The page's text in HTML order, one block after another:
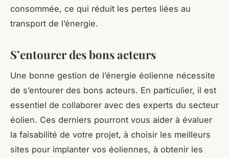
consommée, ce qui réduit les pertes liées au
transport de l’énergie.
S’entourer des bons acteurs
Une bonne gestion de l’énergie éolienne nécessite
de s’entourer des bons acteurs. En particulier, il est
essentiel de collaborer avec des experts du secteur
éolien. Ces derniers pourront vous aider à évaluer
la faisabilité de votre projet, à choisir les meilleurs
sites pour implanter vos éoliennes, à obtenir les